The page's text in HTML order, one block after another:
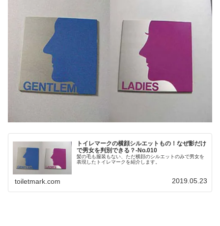
トイレマークの横顔シルエットもの！なぜ影だけ
で男女を判別できる？-No.010
髪の毛も服装もない、ただ横顔のシルエットのみで男女を
表現したトイレマークを紹介します。
toiletmark.com 2019.05.23